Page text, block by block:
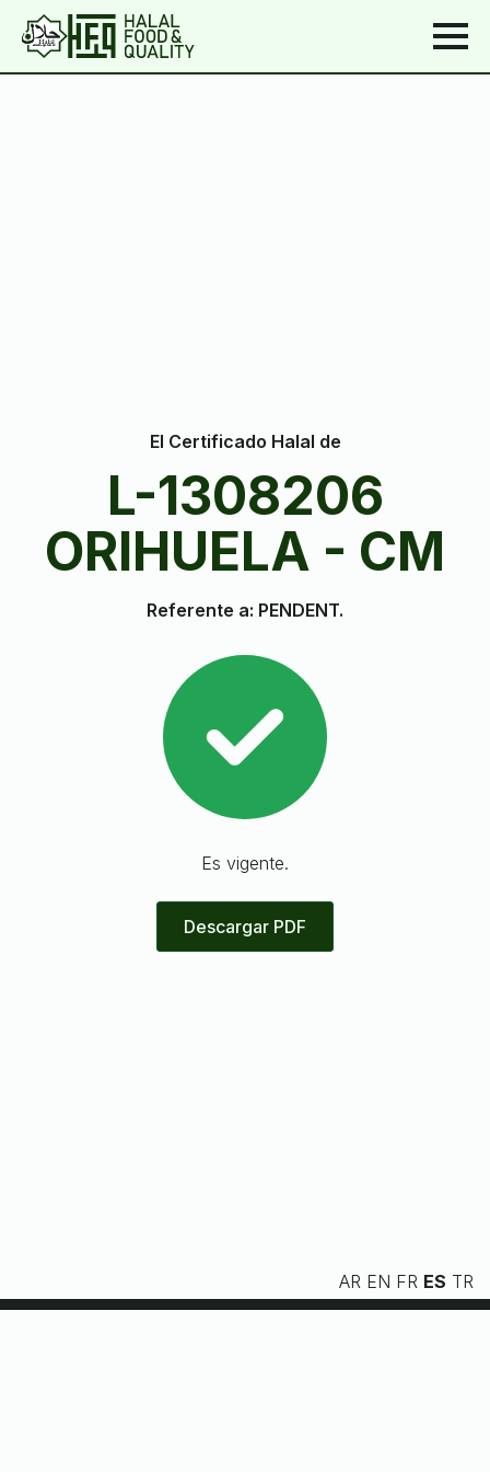
El Certificado Halal de
L-1308206
ORIHUELA - CM
Referente a: PENDENT.
Es vigente.
Descargar PDF
AR EN FR ES TR